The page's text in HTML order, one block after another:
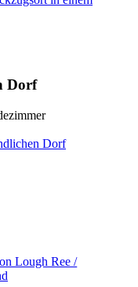
Dorf
Dorf
Lough Ree /